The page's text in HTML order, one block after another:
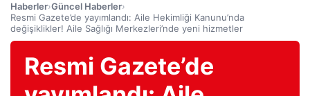
Haberler›Güncel Haberler›
Resmi Gazete’de yayımlandı: Aile Hekimliği Kanunu’nda
değişiklikler! Aile Sağlığı Merkezleri’nde yeni hizmetler
Resmi Gazete’de